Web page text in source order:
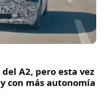
A2, pero esta vez
con más autonomía